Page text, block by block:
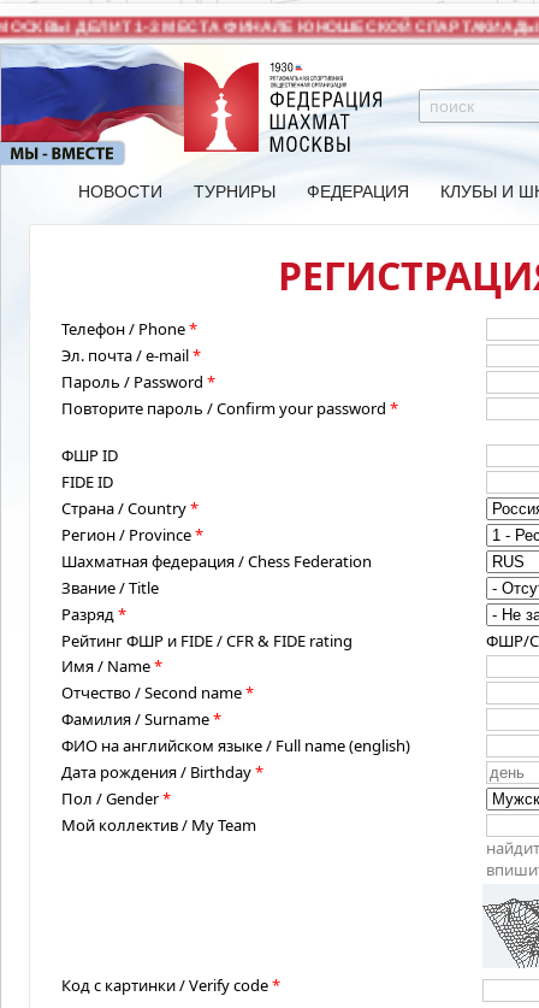
ДЕЛИТ 1-3 МЕСТА ФИНАЛЕ ЮНОШЕСКОЙ СПАРТАКИАДЫ
НОВОСТИ ТУРНИРЫ ФЕДЕРАЦИЯ КЛУБЫ И
Телефон / Phone*
Эл. почта / e-mail*
Пароль / Password *
Повторите пароль / Confirm your password *
ФШР ID
FIDE ID
Страна / Country*
Регион / Province*
Шахматная федерация / Chess Federation
Звание / Title
Разряд*
Рейтинг ФШР и FIDE / CFR & FIDE rating
ФШР/
Имя / Name*
Отчество / Second name*
Фамилия / Surname*
ФИО на английском языке / Full name (english)
Дата рождения / Birthday*
Пол / Gender*
Мой коллектив / My Team
Код с картинки / Verify code*